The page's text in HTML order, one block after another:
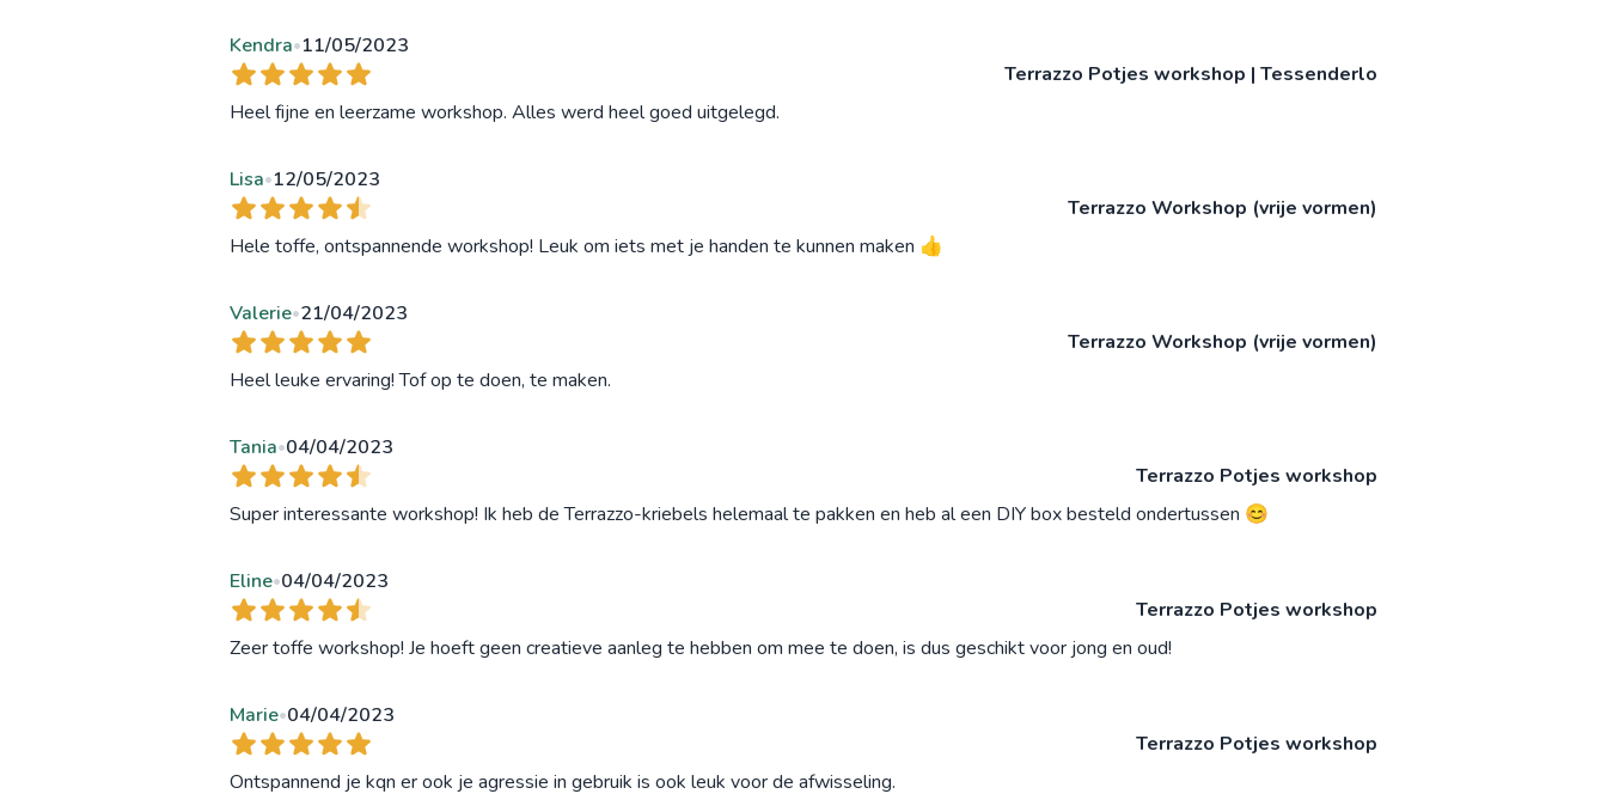
Kendra•11/05/2023
Terrazzo Potjes workshop | Tessenderlo
Heel fijne en leerzame workshop. Alles werd heel goed uitgelegd.
Lisa•12/05/2023
Terrazzo Workshop (vrije vormen)
Hele toffe, ontspannende workshop! Leuk om iets met je handen te kunnen maken 👍
Valerie•21/04/2023
Terrazzo Workshop (vrije vormen)
Heel leuke ervaring! Tof op te doen, te maken.
Tania•04/04/2023
Terrazzo Potjes workshop
Super interessante workshop! Ik heb de Terrazzo-kriebels helemaal te pakken en heb al een DIY box besteld ondertussen 😊
Eline•04/04/2023
Terrazzo Potjes workshop
Zeer toffe workshop! Je hoeft geen creatieve aanleg te hebben om mee te doen, is dus geschikt voor jong en oud!
Marie•04/04/2023
Terrazzo Potjes workshop
Ontspannend je kqn er ook je agressie in gebruik is ook leuk voor de afwisseling.